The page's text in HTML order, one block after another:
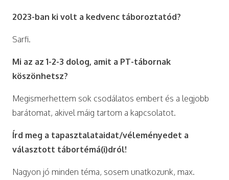
2023-ban ki volt a kedvenc táboroztatód?
Sarfi.
Mi az az 1-2-3 dolog, amit a PT-tábornak
köszönhetsz?
Megismerhettem sok csodálatos embert és a legjobb
barátomat, akivel máig tartom a kapcsolatot.
Írd meg a tapasztalataidat/véleményedet a
választott tábortémá(i)dról!
Nagyon jó minden téma, sosem unatkozunk, max.